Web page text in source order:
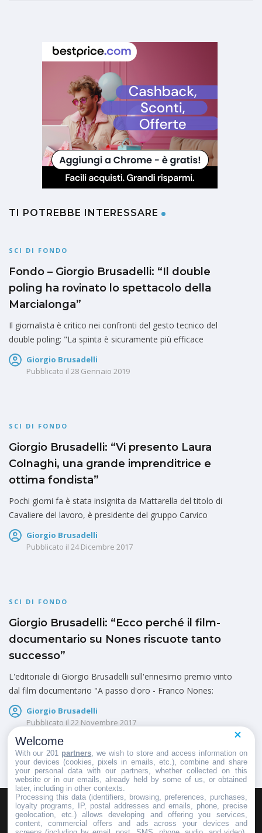
TI POTREBBE INTERESSARE
SCI DI FONDO
Fondo – Giorgio Brusadelli: “Il double
poling ha rovinato lo spettacolo della
Marcialonga”
Il giornalista è critico nei confronti del gesto tecnico del
double poling: "La spinta è sicuramente più efficace
Giorgio Brusadelli
Pubblicato il 28 Gennaio 2019
SCI DI FONDO
Giorgio Brusadelli: “Vi presento Laura
Colnaghi, una grande imprenditrice e
ottima fondista”
Pochi giorni fa è stata insignita da Mattarella del titolo di
Cavaliere del lavoro, è presidente del gruppo Carvico
Giorgio Brusadelli
Pubblicato il 24 Dicembre 2017
SCI DI FONDO
Giorgio Brusadelli: “Ecco perché il film-
documentario su Nones riscuote tanto
successo”
L'editoriale di Giorgio Brusadelli sull'ennesimo premio vinto
dal film documentario "A passo d'oro - Franco Nones:
Giorgio Brusadelli
Pubblicato il 22 Novembre 2017
HOMEPAGEREDAZIONEINVIA UN COMUNICATO STAMPA
Welcome
With our 201 partners , we wish to store and access information on
your devices (cookies, pixels in emails, etc.), combine and share
your personal data with our partners, whether collected on this
website or in our emails, already held by some of us, or obtained
later, including in other contexts.
Processing this data (identifiers, browsing, preferences, purchases,
loyalty programs, IP, postal addresses and emails, phone, precise
geolocation, etc.) allows developing and offering you services,
content, commercial offers and ads across your devices and